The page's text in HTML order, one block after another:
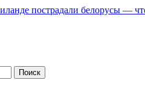
пострадали белорусы —